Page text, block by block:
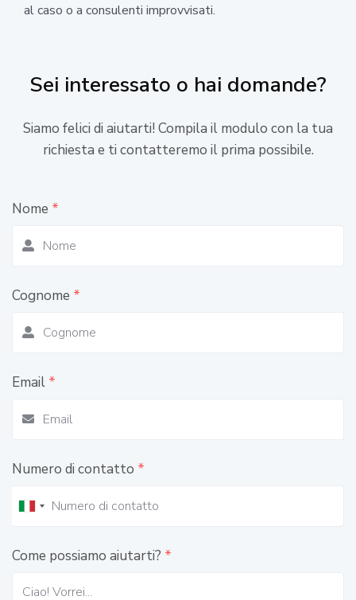
al caso o a consulenti improvvisati.
Sei interessato o hai domande?
Siamo felici di aiutarti! Compila il modulo con la tua
richiesta e ti contatteremo il prima possibile.
Nome *
Cognome *
Email *
Numero di contatto *
Come possiamo aiutarti? *